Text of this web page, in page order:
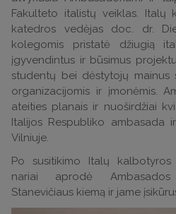
Fakulteto italistų veiklas. Italų
katedros vedėjas doc. dr.
kolegomis pristatė džiugią
įgyvendintus ir būsimus
studentų bei dėstytojų mainus
organizacijomis ir įmonėmis.
ateities planais ir nuoširdžiai
Italijos Respubliko ambasada
Vilniuje.
Po susitikimo Italų
nariai aprodė
Stanevičiaus kiemą ir jame